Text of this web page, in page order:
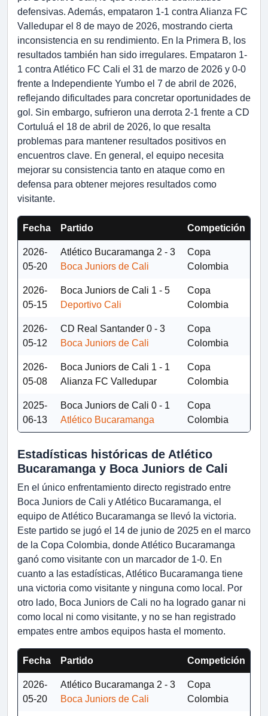
defensivas. Además, empataron 1-1 contra Alianza FC
Valledupar el 8 de mayo de 2026, mostrando cierta
inconsistencia en su rendimiento. En la Primera B, los
resultados también han sido irregulares. Empataron 1-
1 contra Atlético FC Cali el 31 de marzo de 2026 y 0-0
frente a Independiente Yumbo el 7 de abril de 2026,
reflejando dificultades para concretar oportunidades de
gol. Sin embargo, sufrieron una derrota 2-1 frente a CD
Cortuluá el 18 de abril de 2026, lo que resalta
problemas para mantener resultados positivos en
encuentros clave. En general, el equipo necesita
mejorar su consistencia tanto en ataque como en
defensa para obtener mejores resultados como
visitante.
Fecha Partido Competición
2026-
05-20
Atlético Bucaramanga 2 - 3
Boca Juniors de Cali
Copa
Colombia
2026-
05-15
Boca Juniors de Cali 1 - 5
Deportivo Cali
Copa
Colombia
2026-
05-12
CD Real Santander 0 - 3
Boca Juniors de Cali
Copa
Colombia
2026-
05-08
Boca Juniors de Cali 1 - 1
Alianza FC Valledupar
Copa
Colombia
2025-
06-13
Boca Juniors de Cali 0 - 1
Atlético Bucaramanga
Copa
Colombia
Estadísticas históricas de Atlético
Bucaramanga y Boca Juniors de Cali
En el único enfrentamiento directo registrado entre
Boca Juniors de Cali y Atlético Bucaramanga, el
equipo de Atlético Bucaramanga se llevó la victoria.
Este partido se jugó el 14 de junio de 2025 en el marco
de la Copa Colombia, donde Atlético Bucaramanga
ganó como visitante con un marcador de 1-0. En
cuanto a las estadísticas, Atlético Bucaramanga tiene
una victoria como visitante y ninguna como local. Por
otro lado, Boca Juniors de Cali no ha logrado ganar ni
como local ni como visitante, y no se han registrado
empates entre ambos equipos hasta el momento.
Fecha Partido Competición
2026-
05-20
Atlético Bucaramanga 2 - 3
Boca Juniors de Cali
Copa
Colombia